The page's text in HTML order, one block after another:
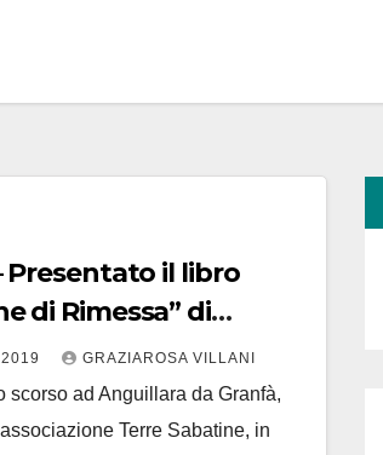
Presentato il libro
di Rimessa” di
GRAZIAROSA VILLANI
scorso ad Anguillara da Granfà,
Terre Sabatine, in